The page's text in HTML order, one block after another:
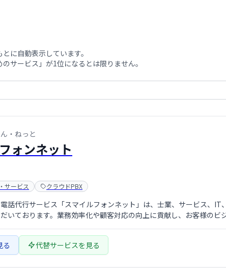
に自動表示しています。
サービス」が1位になるとは限りません。
・ねっと
ォンネット
サービス クラウドPBX
話代行サービス「スマイルフォンネット」は、士業、サービス、IT
いております。業務効率化や顧客対応の向上に貢献し、お客様のビ
る 代替サービスを見る